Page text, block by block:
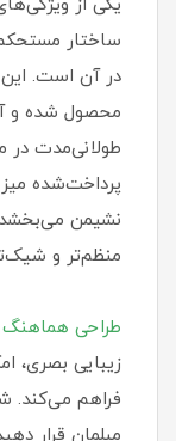
ساختار
در آن است.
محصول شده و
طولانی‌مدت در
پرداخت‌شده
نشیمن
منظم‌تر و
طراحی هماهنگ
زیبایی بصری،
فراهم می‌کند.
مبلمان قرار